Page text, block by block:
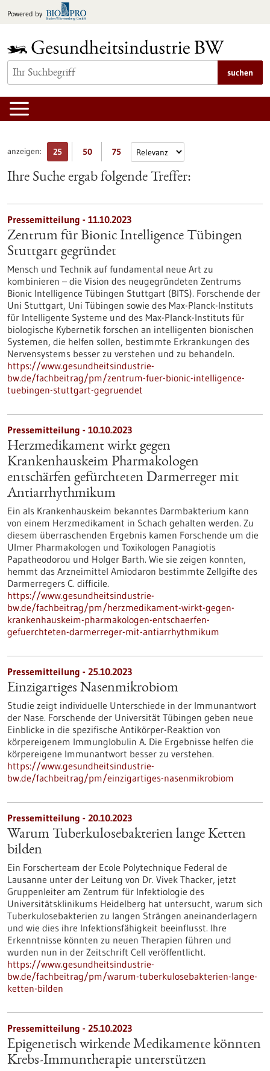
Inhalt
Powered by
suchen
anzeigen: 25 50 75
Ihre Suche ergab folgende Treffer:
Pressemitteilung - 11.10.2023
Zentrum für Bionic Intelligence Tübingen
Stuttgart gegründet
Mensch und Technik auf fundamental neue Art zu
kombinieren – die Vision des neugegründeten Zentrums
Bionic Intelligence Tübingen Stuttgart (BITS). Forschende der
Uni Stuttgart, Uni Tübingen sowie des Max-Planck-Instituts
für Intelligente Systeme und des Max-Planck-Instituts für
biologische Kybernetik forschen an intelligenten bionischen
Systemen, die helfen sollen, bestimmte Erkrankungen des
Nervensystems besser zu verstehen und zu behandeln.
https://www.gesundheitsindustrie-
bw.de/fachbeitrag/pm/zentrum-fuer-bionic-intelligence-
tuebingen-stuttgart-gegruendet
Pressemitteilung - 10.10.2023
Herzmedikament wirkt gegen
Krankenhauskeim Pharmakologen
entschärfen gefürchteten Darmerreger mit
Antiarrhythmikum
Ein als Krankenhauskeim bekanntes Darmbakterium kann
von einem Herzmedikament in Schach gehalten werden. Zu
diesem überraschenden Ergebnis kamen Forschende um die
Ulmer Pharmakologen und Toxikologen Panagiotis
Papatheodorou und Holger Barth. Wie sie zeigen konnten,
hemmt das Arzneimittel Amiodaron bestimmte Zellgifte des
Darmerregers C. difficile.
https://www.gesundheitsindustrie-
bw.de/fachbeitrag/pm/herzmedikament-wirkt-gegen-
krankenhauskeim-pharmakologen-entschaerfen-
gefuerchteten-darmerreger-mit-antiarrhythmikum
Pressemitteilung - 25.10.2023
Einzigartiges Nasenmikrobiom
Studie zeigt individuelle Unterschiede in der Immunantwort
der Nase. Forschende der Universität Tübingen geben neue
Einblicke in die spezifische Antikörper-Reaktion von
körpereigenem Immunglobulin A. Die Ergebnisse helfen die
körpereigene Immunantwort besser zu verstehen.
https://www.gesundheitsindustrie-
bw.de/fachbeitrag/pm/einzigartiges-nasenmikrobiom
Pressemitteilung - 20.10.2023
Warum Tuberkulosebakterien lange Ketten
bilden
Ein Forscherteam der Ecole Polytechnique Federal de
Lausanne unter der Leitung von Dr. Vivek Thacker, jetzt
Gruppenleiter am Zentrum für Infektiologie des
Universitätsklinikums Heidelberg hat untersucht, warum sich
Tuberkulosebakterien zu langen Strängen aneinanderlagern
und wie dies ihre Infektionsfähigkeit beeinflusst. Ihre
Erkenntnisse könnten zu neuen Therapien führen und
wurden nun in der Zeitschrift Cell veröffentlicht.
https://www.gesundheitsindustrie-
bw.de/fachbeitrag/pm/warum-tuberkulosebakterien-lange-
ketten-bilden
Pressemitteilung - 25.10.2023
Epigenetisch wirkende Medikamente könnten
Krebs-Immuntherapie unterstützen